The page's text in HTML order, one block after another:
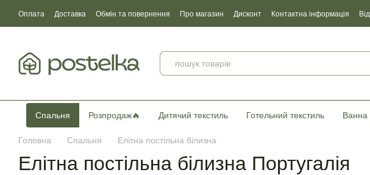
Оплата Доставка Обмін та повернення Про магазин Дисконт Контактна інформація
Угода користувача
Договір публічної оферти Сертификати якості
Спальня Розпродаж🔥 Дитячий текстиль Готельний текстиль Ванна
Головна Спальня Елітна постільна білизна
Елітна постільна білизна Португалія